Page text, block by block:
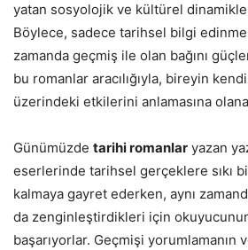
yatan sosyolojik ve kültürel
Böylece, sadece tarihsel bilgi
zamanda geçmiş ile olan bağını
bu romanlar aracılığıyla, bireyin
üzerindeki etkilerini anlamasına
Günümüzde tarihi romanlar yazan
eserlerinde tarihsel gerçeklere sıkı
kalmaya gayret ederken, aynı
da zenginleştirdikleri için
başarıyorlar. Geçmişi yorumlamanın